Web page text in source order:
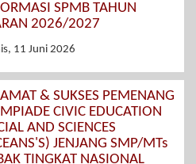
SPMB TAHUN
2026/2027
11 Juni 2026
& SUKSES PEMENANG
CIVIC EDUCATION
AND SCIENCES
JENJANG SMP/MTs
TINGKAT NASIONAL